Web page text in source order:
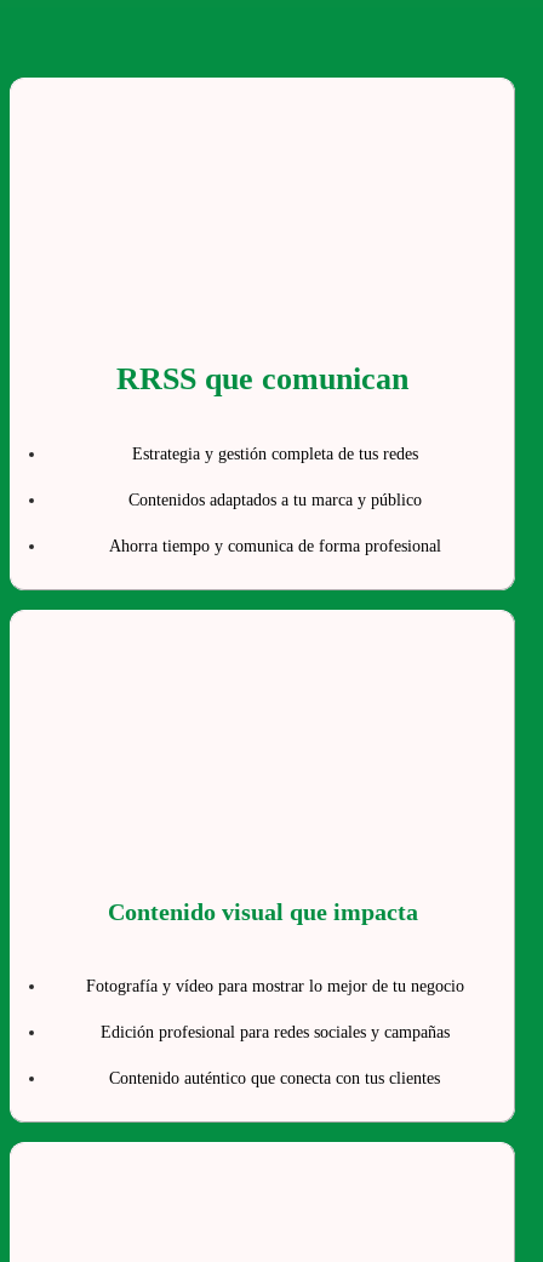
RRSS que comunican
Estrategia y gestión completa de tus redes
Contenidos adaptados a tu marca y público
Ahorra tiempo y comunica de forma profesional
Contenido visual que impacta
Fotografía y vídeo para mostrar lo mejor de tu negocio
Edición profesional para redes sociales y campañas
Contenido auténtico que conecta con tus clientes